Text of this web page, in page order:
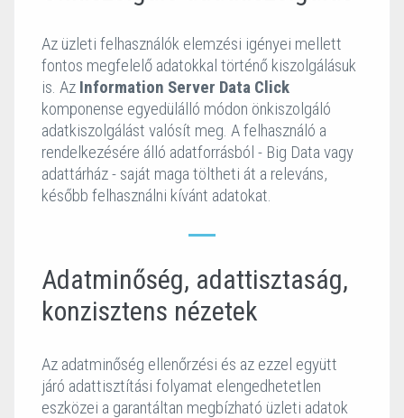
Az üzleti felhasználók elemzési igényei mellett
fontos megfelelő adatokkal történő kiszolgálásuk
is. Az Information Server Data Click
komponense egyedülálló módon önkiszolgáló
adatkiszolgálást valósít meg. A felhasználó a
rendelkezésére álló adatforrásból - Big Data vagy
adattárház - saját maga töltheti át a releváns,
később felhasználni kívánt adatokat.
Adatminőség, adattisztaság,
konzisztens nézetek
Az adatminőség ellenőrzési és az ezzel együtt
járó adattisztítási folyamat elengedhetetlen
eszközei a garantáltan megbízható üzleti adatok